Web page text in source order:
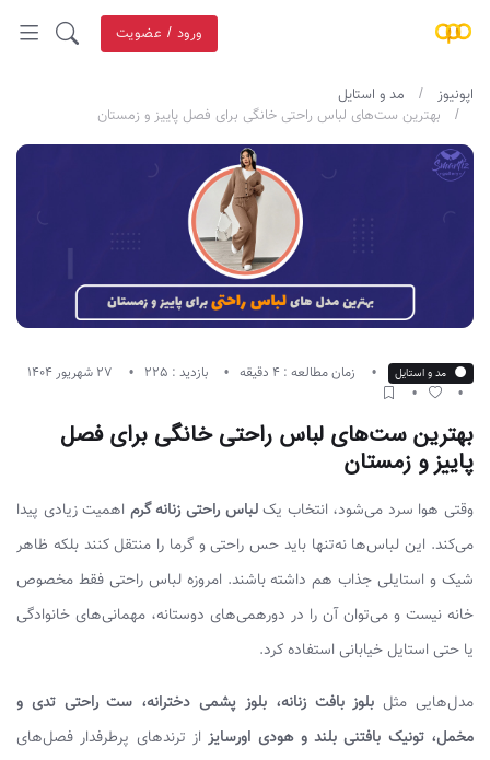
ورود / عضویت
اپونیوز
مد و استایل
بهترین ست‌های لباس راحتی خانگی برای فصل پاییز و زمستان
مد و استایل زمان مطالعه : 4 دقیقه بازدید : 225
بهترین ست‌های لباس راحتی خانگی برای فصل
پاییز و زمستان
وقتی هوا سرد می‌شود، انتخاب یکلباس راحتی زنانه گرم اهمیت زیادی پیدا
می‌کند. این لباس‌ها نه‌تنها باید حس راحتی و گرما را منتقل کنند بلکه ظاهر
شیک و استایلی جذاب هم داشته باشند. امروزه لباس راحتی فقط مخصوص
خانه نیست و می‌توان آن را در دورهمی‌های دوستانه، مهمانی‌های خانوادگی
یا حتی استایل خیابانی استفاده کرد.
مدل‌هایی مثل بلوز بافت زنانه، بلوز پشمی دخترانه، ست راحتی تدی و
مخمل، تونیک بافتنی بلند و هودی اورسایزاز ترندهای پرطرفدار فصل‌های